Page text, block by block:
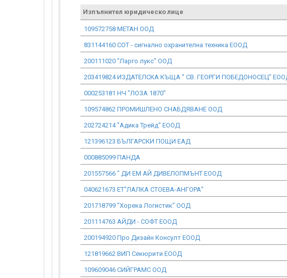
Изпълнител юридическо лице
109572758 МЕТАН ООД
831144160 СОТ - сигнално охранителна техника ЕООД
200111020 "Ларго лукс" ООД
203419824 ИЗДАТЕЛСКА КЪЩА " СВ. ГЕОРГИ ПОБЕДОНОСЕЦ"
000253181 НЧ "ЛОЗА 1870"
109574862 ПРОМИШЛЕНО СНАБДЯВАНЕ ООД
202724214 "Адика Трейд" ЕООД
121396123 БЪЛГАРСКИ ПОЩИ ЕАД
000885099 ПАНДА
201557566 " ДИ ЕМ АЙ ДИВЕЛОПМЪНТ ЕООД
040621673 ЕТ"ЛАЛКА СТОЕВА-АНГОРА"
201718799 "Хорека Логистик" ООД
201114763 АЙДИ - СОФТ ЕООД
200194920 Про Дизайн Консулт ЕООД
121819662 ВИП Секюрити ЕООД
109609046 СИЙГРАМС ООД